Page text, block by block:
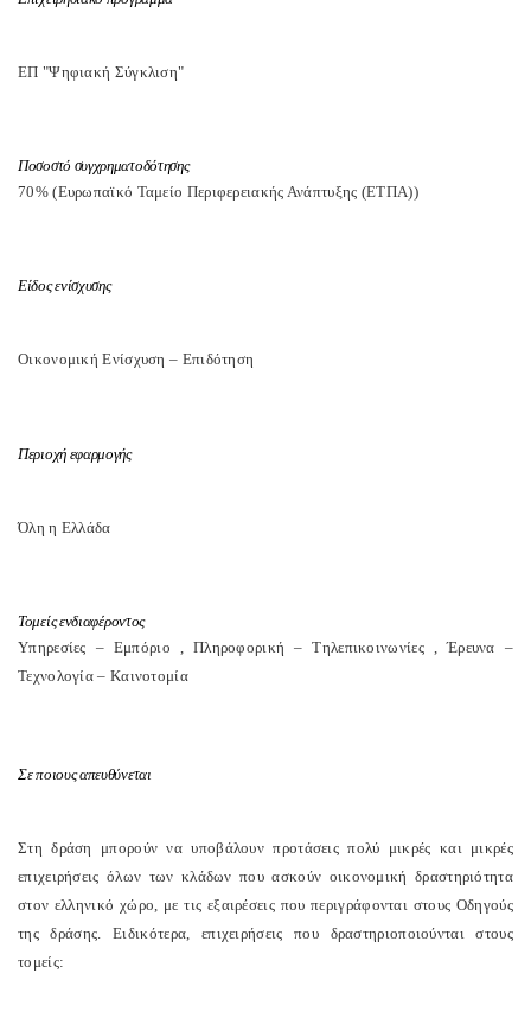
ΕΠ "Ψηφιακή Σύγκλιση"
Ποσοστό συγχρηματοδότησης
70% (Ευρωπαϊκό Ταμείο Περιφερειακής Ανάπτυξης (ΕΤΠΑ))
Είδος ενίσχυσης
Οικονομική Ενίσχυση – Επιδότηση
Περιοχή εφαρμογής
Όλη η Ελλάδα
Τομείς ενδιαφέροντος
Υπηρεσίες – Εμπόριο , Πληροφορική – Τηλεπικοινωνίες , Έρευνα –
Τεχνολογία – Καινοτομία
Σε ποιους απευθύνεται
Στη δράση μπορούν να υποβάλουν προτάσεις πολύ μικρές και μικρές
επιχειρήσεις όλων των κλάδων που ασκούν οικονομική δραστηριότητα
στον ελληνικό χώρο, με τις εξαιρέσεις που περιγράφονται στους Oδηγούς
της δράσης. Ειδικότερα, επιχειρήσεις που δραστηριοποιούνται στους
τομείς: